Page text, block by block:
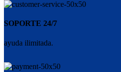
SOPORTE 24/7
ayuda ilimitada.